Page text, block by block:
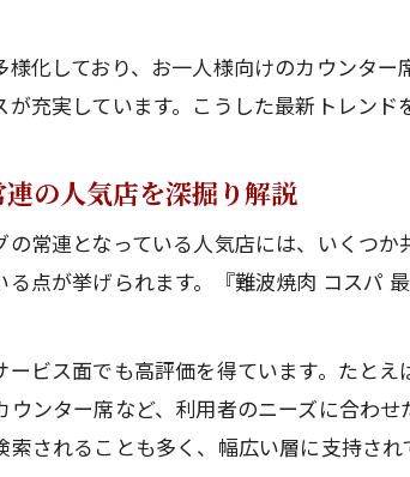
様化しており、お一人様向けのカウンタ
充実しています。こうした最新トレン
の人気店を深掘り解説
常連となっている人気店には、いくつ
点が挙げられます。『難波焼肉 コスパ
ービス面でも高評価を得ています。たと
ンター席など、利用者のニーズに合わ
されることも多く、幅広い層に支持され